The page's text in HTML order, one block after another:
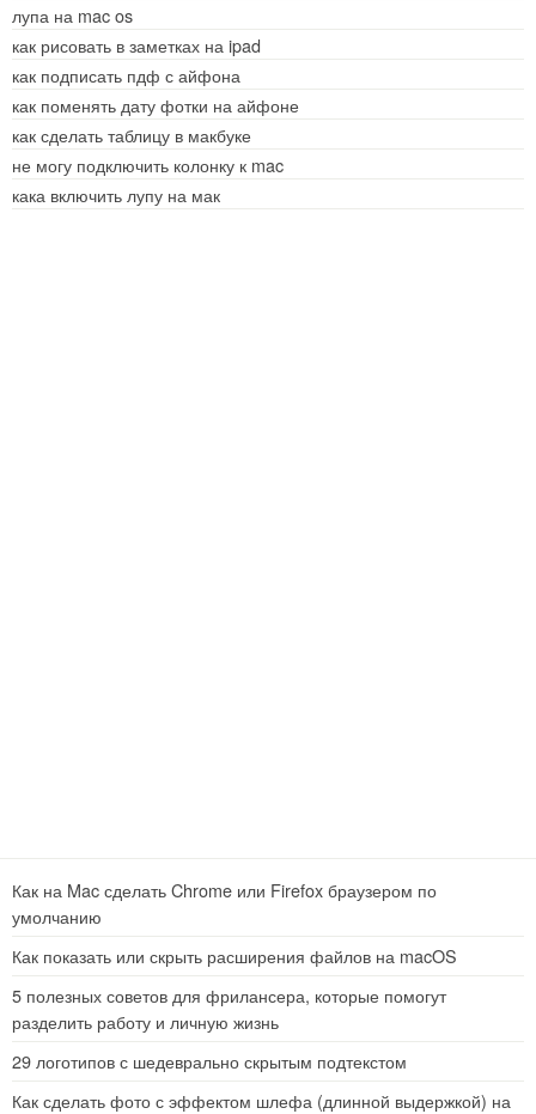
лупа на mac os
как рисовать в заметках на ipad
как подписать пдф с айфона
как поменять дату фотки на айфоне
как сделать таблицу в макбуке
не могу подключить колонку к mac
кака включить лупу на мак
Как на Mac сделать Chrome или Firefox браузером по
умолчанию
Как показать или скрыть расширения файлов на macOS
5 полезных советов для фрилансера, которые помогут
разделить работу и личную жизнь
29 логотипов с шедеврально скрытым подтекстом
Как сделать фото с эффектом шлефа (длинной выдержкой) на